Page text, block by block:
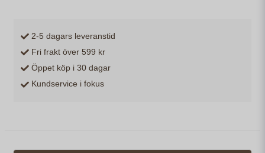
2-5 dagars leveranstid
Fri frakt över 599 kr
Öppet köp i 30 dagar
Kundservice i fokus